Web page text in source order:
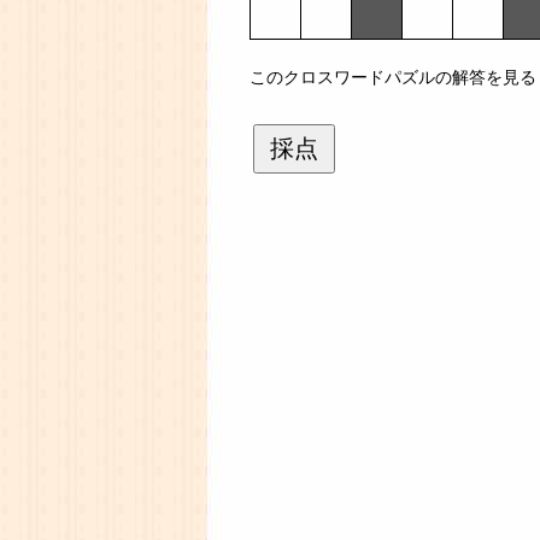
このクロスワードパズルの解答を見る
採点